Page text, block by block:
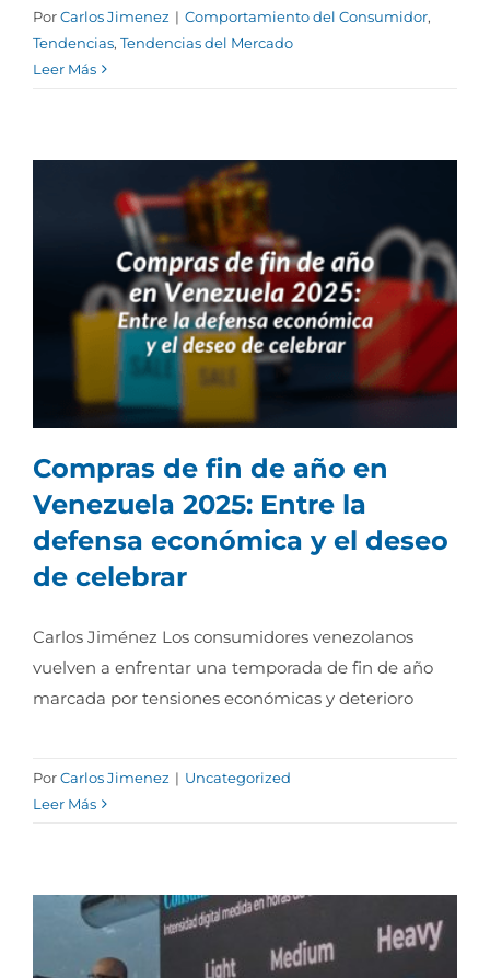
PorCarlos Jimenez | Comportamiento del Consumidor,
Tendencias, Tendencias del Mercado
Leer Más
Compras de fin de año en Venezuela 2025:
Compras de fin de año en
Venezuela 2025: Entre la
defensa económica y el deseo
de celebrar
Carlos Jiménez Los consumidores venezolanos
vuelven a enfrentar una temporada de fin de año
marcada por tensiones económicas y deterioro
PorCarlos Jimenez | Uncategorized
Leer Más